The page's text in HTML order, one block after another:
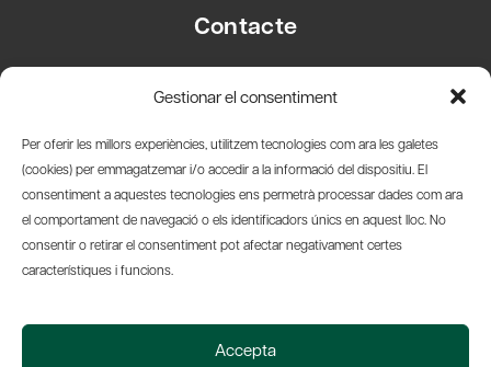
Gestionar el consentiment
Per oferir les millors experiències, utilitzem tecnologies com ara les galetes
(cookies) per emmagatzemar i/o accedir a la informació del dispositiu. El
consentiment a aquestes tecnologies ens permetrà processar dades com ara
el comportament de navegació o els identificadors únics en aquest lloc. No
consentir o retirar el consentiment pot afectar negativament certes
característiques i funcions.
Accepta
Contacte
08003 Barcelona
info@amicsdelpais.com
Suscripció Newsletter
© 2026 Societat Econòmica Barcelonesa d'Amics del País